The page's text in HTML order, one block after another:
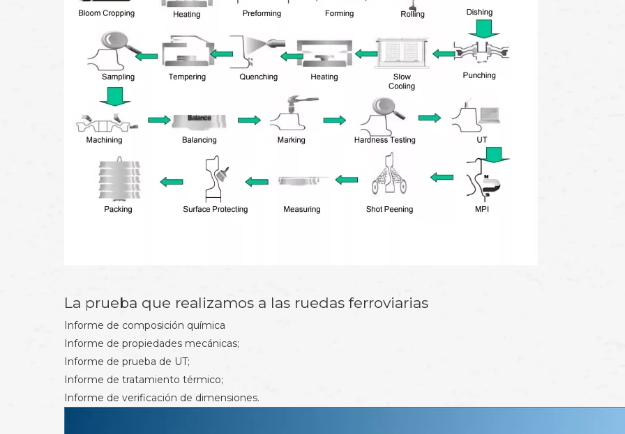
La prueba que realizamos a las ruedas ferroviarias
Informe de composición química
Informe de propiedades mecánicas;
Informe de prueba de UT;
Informe de tratamiento térmico;
Informe de verificación de dimensiones.